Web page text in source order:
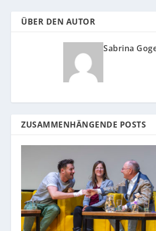
ÜBER DEN AUTOR
Sabrina
ZUSAMMENHÄNGENDE POSTS